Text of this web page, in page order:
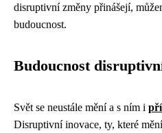
disruptivní změny přinášejí,
budoucnost.
Budoucnost
Svět se neustále mění a s ním i
Disruptivní inovace, ty, které